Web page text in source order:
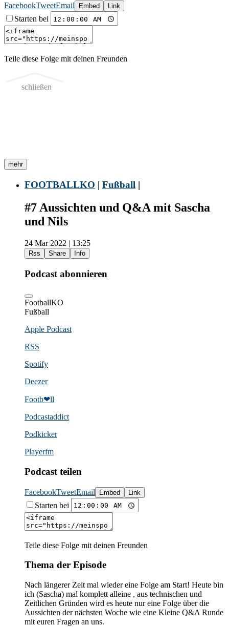
FacebookTweetEmail Embed Link
Starten bei
Teile diese Folge mit deinen Freunden
schließen
mehr
FOOTBALLKO | Fußball |
#7 Aussichten und Q&A mit Sascha
und Nils
24 Mar 2022 | 13:25
Rss Share Info
Podcast abonnieren
FootballKO
Fußball
Apple Podcast
RSS
Spotify
Deezer
Footb❤ll
Podcast­addict
Podkicker
Playerfm
Podcast teilen
FacebookTweetEmail Embed Link
Starten bei
Teile diese Folge mit deinen Freunden
Thema der Episode
Nach längerer Zeit mal wieder eine Folge am Start! Heute bin
ich (Sascha) mal komplett alleine , aus technischen und
Zeitlichen Gründen wird es heute nur eine Folge über die
Aussichten der nächsten Woche wie eine Kleine Q&A Runde
mit euren Fragen an uns.